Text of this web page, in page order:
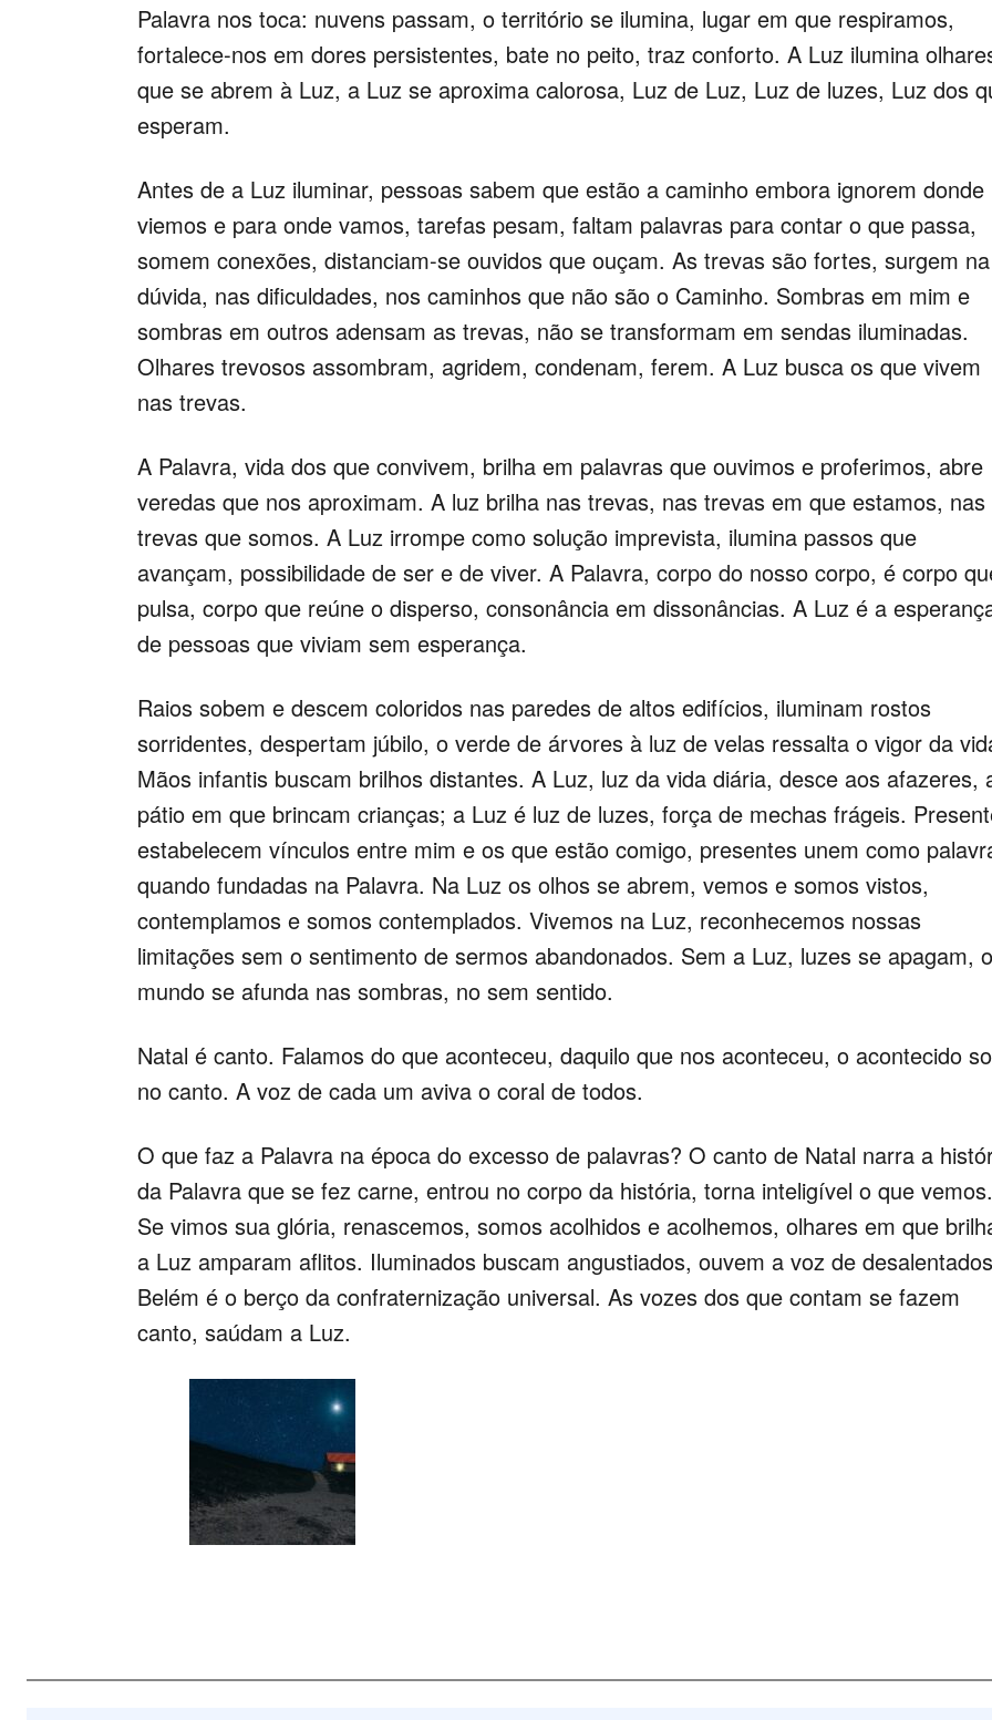
Palavra nos toca: nuvens passam, o território se ilumina, lugar em que respiramos,
fortalece-nos em dores persistentes, bate no peito, traz conforto. A Luz ilumina
que se abrem à Luz, a Luz se aproxima calorosa, Luz de Luz, Luz de luzes, Luz dos
esperam.
Antes de a Luz iluminar, pessoas sabem que estão a caminho embora ignorem donde
viemos e para onde vamos, tarefas pesam, faltam palavras para contar o que passa,
somem conexões, distanciam-se ouvidos que ouçam. As trevas são fortes, surgem na
dúvida, nas dificuldades, nos caminhos que não são o Caminho. Sombras em mim e
sombras em outros adensam as trevas, não se transformam em sendas iluminadas.
Olhares trevosos assombram, agridem, condenam, ferem. A Luz busca os que vivem
nas trevas.
A Palavra, vida dos que convivem, brilha em palavras que ouvimos e proferimos, abre
veredas que nos aproximam. A luz brilha nas trevas, nas trevas em que estamos, nas
trevas que somos. A Luz irrompe como solução imprevista, ilumina passos que
avançam, possibilidade de ser e de viver. A Palavra, corpo do nosso corpo, é corpo
pulsa, corpo que reúne o disperso, consonância em dissonâncias. A Luz é a
de pessoas que viviam sem esperança.
Raios sobem e descem coloridos nas paredes de altos edifícios, iluminam rostos
sorridentes, despertam júbilo, o verde de árvores à luz de velas ressalta o vigor da
Mãos infantis buscam brilhos distantes. A Luz, luz da vida diária, desce aos afazeres,
pátio em que brincam crianças; a Luz é luz de luzes, força de mechas frágeis.
estabelecem vínculos entre mim e os que estão comigo, presentes unem como
quando fundadas na Palavra. Na Luz os olhos se abrem, vemos e somos vistos,
contemplamos e somos contemplados. Vivemos na Luz, reconhecemos nossas
limitações sem o sentimento de sermos abandonados. Sem a Luz, luzes se apagam, o
mundo se afunda nas sombras, no sem sentido.
Natal é canto. Falamos do que aconteceu, daquilo que nos aconteceu, o acontecido
no canto. A voz de cada um aviva o coral de todos.
O que faz a Palavra na época do excesso de palavras? O canto de Natal narra a
da Palavra que se fez carne, entrou no corpo da história, torna inteligível o que vemos.
Se vimos sua glória, renascemos, somos acolhidos e acolhemos, olhares em que
a Luz amparam aflitos. Iluminados buscam angustiados, ouvem a voz de
Belém é o berço da confraternização universal. As vozes dos que contam se fazem
canto, saúdam a Luz.